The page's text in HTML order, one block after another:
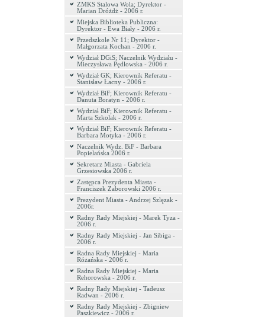
ZMKS Stalowa Wola; Dyrektor -
Marian Dróżdż - 2006 r.
Miejska Biblioteka Publiczna:
Dyrektor - Ewa Biały - 2006 r.
Przedszkole Nr 11; Dyrektor -
Małgorzata Kochan - 2006 r.
Wydział DGiS; Naczelnik Wydziału -
Mieczysława Pędlowska - 2006 r.
Wydział GK; Kierownik Referatu -
Stanisław Łacny - 2006 r.
Wydział BiF; Kierownik Referatu -
Danuta Boratyn - 2006 r.
Wydział BiF; Kierownik Referatu -
Marta Szkolak - 2006 r.
Wydział BiF; Kierownik Referatu -
Barbara Motyka - 2006 r.
Naczelnik Wydz. BiF - Barbara
Popielańska 2006 r.
Sekretarz Miasta - Gabriela
Grzesiowska 2006 r.
Zastępca Prezydenta Miasta -
Franciszek Zaborowski 2006 r.
Prezydent Miasta - Andrzej Szlęzak -
2006r.
Radny Rady Miejskiej - Marek Tyza -
2006 r.
Radny Rady Miejskiej - Jan Sibiga -
2006 r.
Radna Rady Miejskiej - Maria
Różańska - 2006 r.
Radna Rady Miejskiej - Maria
Rehorowska - 2006 r.
Radny Rady Miejskiej - Tadeusz
Radwan - 2006 r.
Radny Rady Miejskiej - Zbigniew
Paszkiewicz - 2006 r.